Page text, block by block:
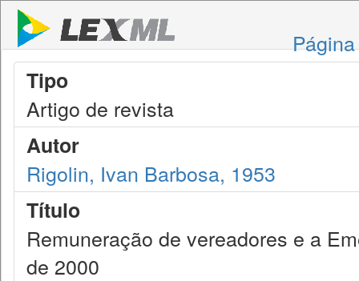
Tipo
Artigo de revista
Autor
Rigolin, Ivan Barbosa, 1953
Título
Remuneração de vereadores e a
de 2000